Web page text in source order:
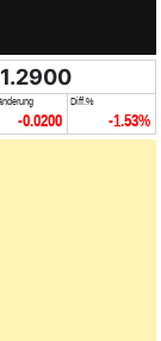
1.2900
-0.0200
Diff.%
-1.53%